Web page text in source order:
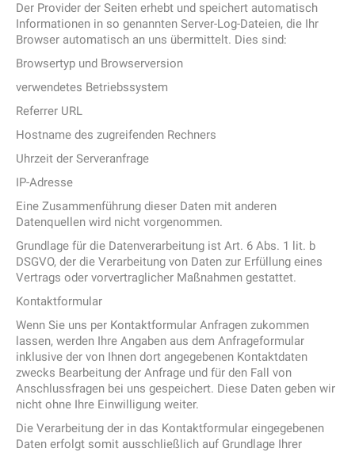
Der Provider der Seiten erhebt und speichert automatisch
Informationen in so genannten Server-Log-Dateien, die Ihr
Browser automatisch an uns übermittelt. Dies sind:
Browsertyp und Browserversion
verwendetes Betriebssystem
Referrer URL
Hostname des zugreifenden Rechners
Uhrzeit der Serveranfrage
IP-Adresse
Eine Zusammenführung dieser Daten mit anderen
Datenquellen wird nicht vorgenommen.
Grundlage für die Datenverarbeitung ist Art. 6 Abs. 1 lit. b
DSGVO, der die Verarbeitung von Daten zur Erfüllung eines
Vertrags oder vorvertraglicher Maßnahmen gestattet.
Kontaktformular
Wenn Sie uns per Kontaktformular Anfragen zukommen
lassen, werden Ihre Angaben aus dem Anfrageformular
inklusive der von Ihnen dort angegebenen Kontaktdaten
zwecks Bearbeitung der Anfrage und für den Fall von
Anschlussfragen bei uns gespeichert. Diese Daten geben wir
nicht ohne Ihre Einwilligung weiter.
Die Verarbeitung der in das Kontaktformular eingegebenen
Daten erfolgt somit ausschließlich auf Grundlage Ihrer